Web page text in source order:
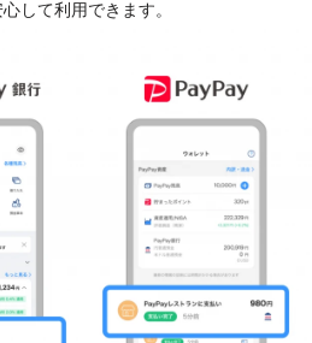
して利用できます。